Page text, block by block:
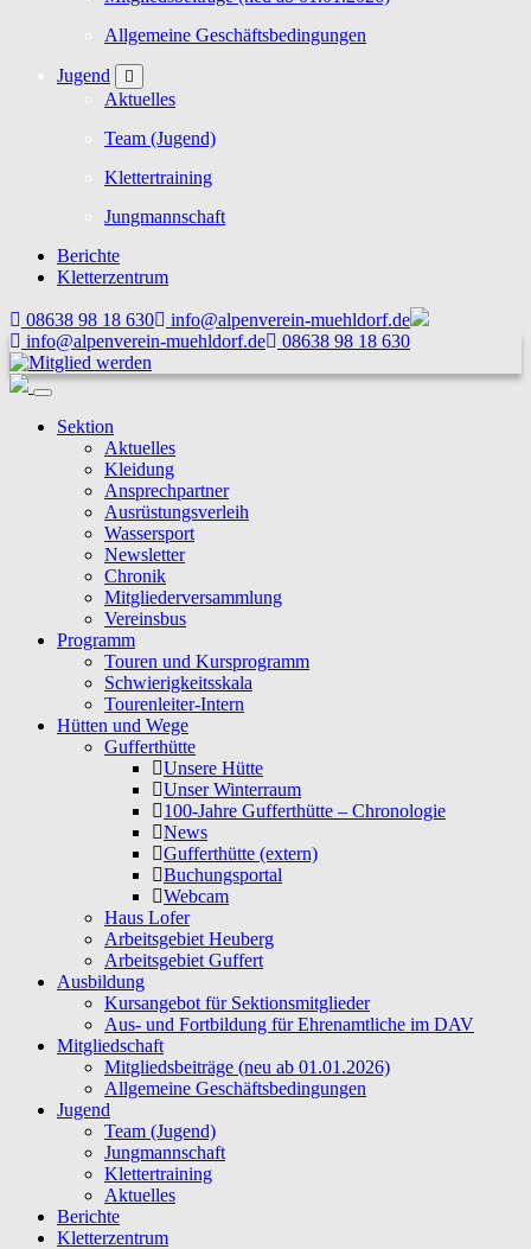
Allgemeine Geschäftsbedingungen
Jugend
Aktuelles
Team (Jugend)
Klettertraining
Jungmannschaft
Berichte
Kletterzentrum
08638 98 18 630
info@alpenverein-muehldorf.de
info@alpenverein-muehldorf.de
08638 98 18 630
Sektion
Aktuelles
Kleidung
Ansprechpartner
Ausrüstungsverleih
Wassersport
Newsletter
Chronik
Mitgliederversammlung
Vereinsbus
Programm
Touren und Kursprogramm
Schwierigkeitsskala
Tourenleiter-Intern
Hütten und Wege
Gufferthütte
Unsere Hütte
Unser Winterraum
100-Jahre Gufferthütte – Chronologie
News
Gufferthütte (extern)
Buchungsportal
Webcam
Haus Lofer
Arbeitsgebiet Heuberg
Arbeitsgebiet Guffert
Ausbildung
Kursangebot für Sektionsmitglieder
Aus- und Fortbildung für Ehrenamtliche im DAV
Mitgliedschaft
Mitgliedsbeiträge (neu ab 01.01.2026)
Allgemeine Geschäftsbedingungen
Jugend
Team (Jugend)
Jungmannschaft
Klettertraining
Aktuelles
Berichte
Kletterzentrum